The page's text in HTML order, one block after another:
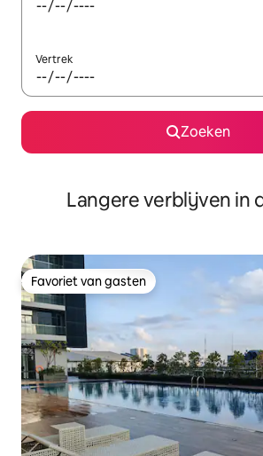
Vertrek
Zoeken
Langere verblijven in
Favoriet van gasten
Favoriet van gasten